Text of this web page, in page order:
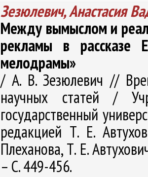
Зезюлевич, Анастасия
Между вымыслом и
рекламы в
мелодрамы»
/ А. В. Зезюлевич //
научных статей /
государственный
редакцией Т. Е.
Плеханова, Т. Е.
– С. 449-456.